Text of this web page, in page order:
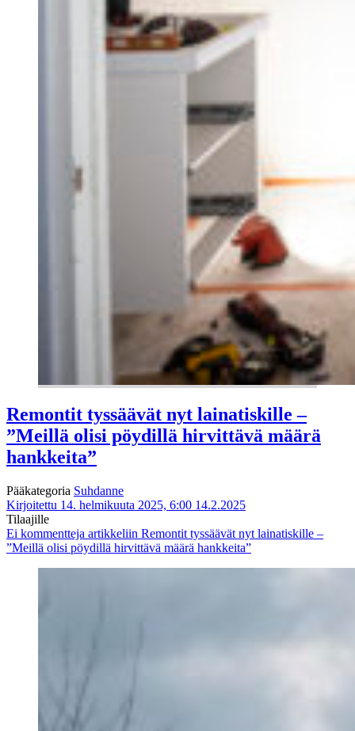
Remontit tyssäävät nyt lainatiskille –
”Meillä olisi pöydillä hirvittävä määrä
hankkeita”
Pääkategoria Suhdanne
Kirjoitettu 14. helmikuuta 2025, 6:00 14.2.2025
Tilaajille
Ei kommentteja artikkeliin Remontit tyssäävät nyt lainatiskille –
”Meillä olisi pöydillä hirvittävä määrä hankkeita”